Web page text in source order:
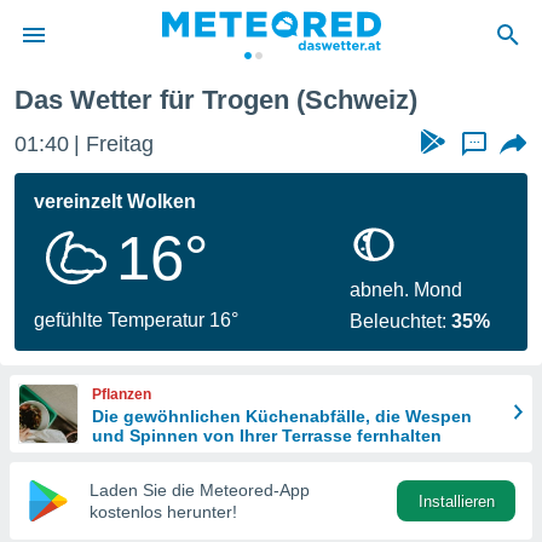
wurde
dass
sind.
diese
Das Wetter für Trogen (Schweiz)
01:40 Freitag ...
vereinzelt Wolken
16°
gefühlte Temperatur 16°
abneh. Mond
Beleuchtet:35%
Pflanzen
Die gewöhnlichen Küchenabfälle, die Wespen
und Spinnen von Ihrer Terrasse fernhalten
Laden Sie die Meteored-App
kostenlos herunter!
Installieren